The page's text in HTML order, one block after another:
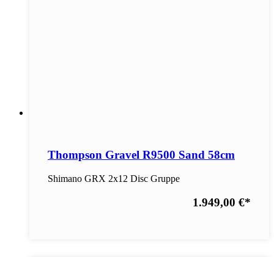
Thompson Gravel R9500 Sand 58cm
Shimano GRX 2x12 Disc Gruppe
1.949,00 €*